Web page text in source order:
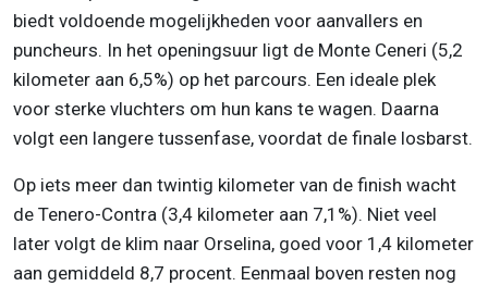
biedt voldoende mogelijkheden voor aanvallers en
puncheurs. In het openingsuur ligt de Monte Ceneri (5,2
kilometer aan 6,5%) op het parcours. Een ideale plek
voor sterke vluchters om hun kans te wagen. Daarna
volgt een langere tussenfase, voordat de finale losbarst.
Op iets meer dan twintig kilometer van de finish wacht
de Tenero-Contra (3,4 kilometer aan 7,1%). Niet veel
later volgt de klim naar Orselina, goed voor 1,4 kilometer
aan gemiddeld 8,7 procent. Eenmaal boven resten nog